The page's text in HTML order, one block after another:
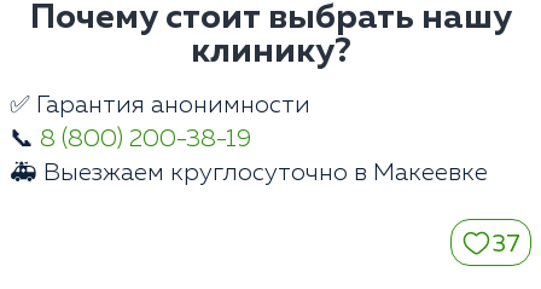
Почему стоит выбрать нашу
клинику?
✅ Гарантия анонимности
📞 8 (800) 200-38-19
🚑 Выезжаем круглосуточно в Макеевке
37